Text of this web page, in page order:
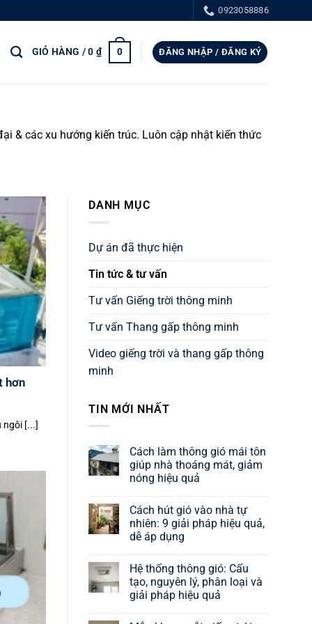
0923058886
GIỎ HÀNG /0 ₫ 0 ĐĂNG NHẬP / ĐĂNG KÝ
& các xu hướng kiến trúc. Luôn cập nhật kiến thức
hơn
ngôi [...]
DANH MỤC
Dự án đã thực hiện
Tin tức & tư vấn
Tư vấn Giếng trời thông minh
Tư vấn Thang gấp thông minh
Video giếng trời và thang gấp thông
minh
TIN MỚI NHẤT
Cách làm thông gió mái tôn
giúp nhà thoáng mát, giảm
nóng hiệu quả
bình
luận
ở
Cách
gió
mái
tôn
giúp
nhà
Cách hút gió vào nhà tự
nhiên: 9 giải pháp hiệu quả,
dễ áp dụng
bình
luận
ở
Cách
Hệ thống thông gió: Cấu
tạo, nguyên lý, phân loại và
giải pháp hiệu quả